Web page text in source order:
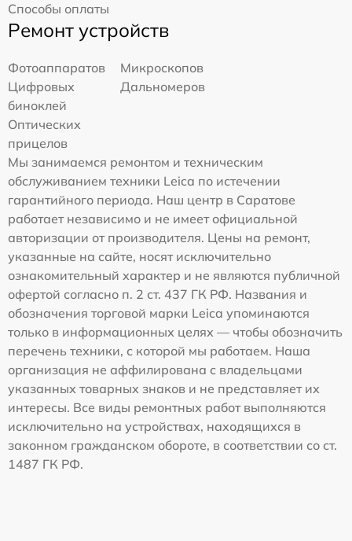
Способы оплаты
Ремонт устройств
Фотоаппаратов
Микроскопов
Цифровых
биноклей
Дальномеров
Оптических
прицелов
Мы занимаемся ремонтом и техническим
обслуживанием техники Leica по истечении
гарантийного периода. Наш центр в Саратове
работает независимо и не имеет официальной
авторизации от производителя. Цены на ремонт,
указанные на сайте, носят исключительно
ознакомительный характер и не являются публичной
офертой согласно п. 2 ст. 437 ГК РФ. Названия и
обозначения торговой марки Leica упоминаются
только в информационных целях — чтобы обозначить
перечень техники, с которой мы работаем. Наша
организация не аффилирована с владельцами
указанных товарных знаков и не представляет их
интересы. Все виды ремонтных работ выполняются
исключительно на устройствах, находящихся в
законном гражданском обороте, в соответствии со ст.
1487 ГК РФ.